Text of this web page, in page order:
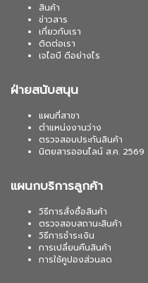
สินค้า
ข่าวสาร
เกี่ยวกับเรา
ติดต่อเรา
เจไอบี ดีอย่างไร
ฝ่ายสนับสนุน
แผนที่สาขา
ตำแหน่งงานว่าง
ตรวจสอบประกันสินค้า
นิตยสารออนไลน์ ส.ค. 2569
แผนกบริการลูกค้า
วิธีการสั่งซื้อสินค้า
ตรวจสอบสถานะสินค้า
วิธีการชำระเงิน
การเปลี่ยนคืนสินค้า
การใช้คูปองส่วนลด